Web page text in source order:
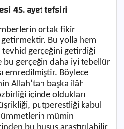
45. ayet tefsiri
ortak fikir
getirmektir. Bu yolla hem
gerçeğini getirdiği
bu gerçeğin daha iyi tebellür
emredilmiştir. Böylece
Allah’tan başka ilâh
içinde oldukları
putperestliği kabul
mümin